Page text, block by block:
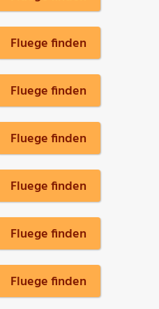
Fluege finden
Fluege finden
Fluege finden
Fluege finden
Fluege finden
Fluege finden